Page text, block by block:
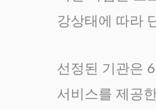
강상태에 따라
선정된 기관은
서비스를 제공